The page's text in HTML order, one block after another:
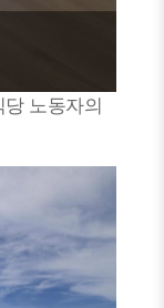
노동자의